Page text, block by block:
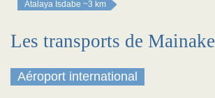
Atalaya Isdabe ~3 km
Les transports de Mainake
Aéroport international